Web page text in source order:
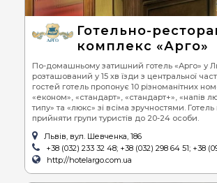
Готельно-
комплекс «Арго»
По-домашньому затишний готель «Арго» у
розташований у 15 хв їзди з центральної
гостей готель пропонує 10 різноманітних
«економ», «стандарт», «стандарт+», «напів
типу» та «люкс» зі всіма зручностями.
прийняти групи туристів до 20-24 особи.
Львів, вул. Шевченка, 186
+38 (032) 233 32 48; +38 (032) 298 64 51; +38
http://hotelargo.com.ua